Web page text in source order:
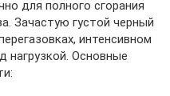
для полного сгорания
Зачастую густой черный
интенсивном
нагрузкой. Основные